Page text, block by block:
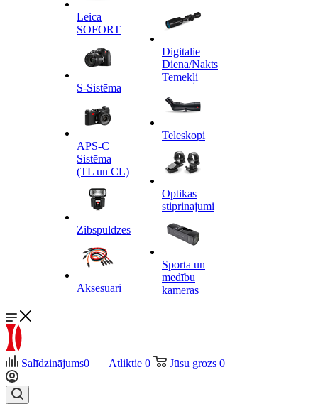
Leica
SOFORT
S-Sistēma
APS-C
Sistēma
(TL un CL)
Zibspuldzes
Aksesuāri
Digitalie
Diena/Nakts
Temekļi
Teleskopi
Optikas
stiprinajumi
Sporta un
medību
kameras
Salīdzinājums0 Atliktie 0 Jūsu grozs 0